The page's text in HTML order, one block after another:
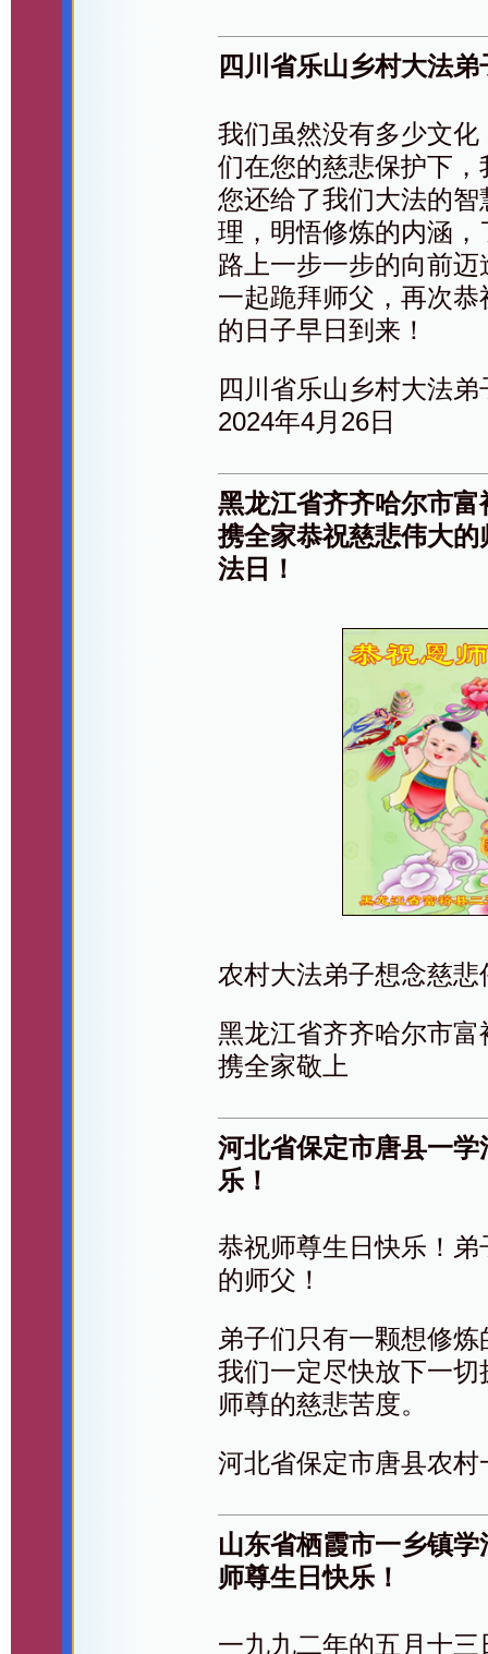
四川省乐山乡村大法
我们虽然没有多少文
们在您的慈悲保护下
您还给了我们大法的
理，明悟修炼的内涵
路上一步一步的向前
一起跪拜师父，再次
的日子早日到来！
四川省乐山乡村大法弟
2024年4月26日
黑龙江省齐齐哈尔市
携全家恭祝慈悲伟大
法日！
农村大法弟子想念慈
黑龙江省齐齐哈尔市
携全家敬上
河北省保定市唐县一
乐！
恭祝师尊生日快乐！
的师父！
弟子们只有一颗想修
我们一定尽快放下一
师尊的慈悲苦度。
河北省保定市唐县农
山东省栖霞市一乡镇
师尊生日快乐！
一九九二年的五月十